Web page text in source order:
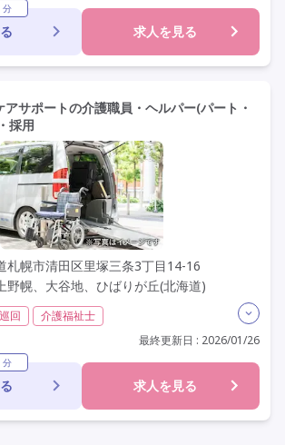
問
定年60歳以上
分
求人を見る
サポートの介護職員・ヘルパー(パート・
採用
札幌市清田区里塚三条3丁目14-16
野幌、大谷地、ひばりが丘(北海道)
回
介護福祉士
初任者研修(ヘルパー2級)
問 未経験歓迎
最終更新日 : 2026/01/26
分
求人を見る